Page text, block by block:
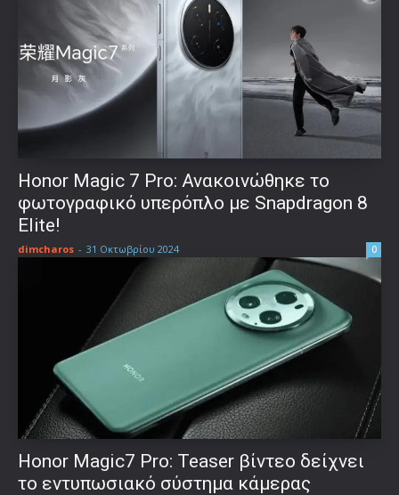
Honor Magic 7 Pro: Ανακοινώθηκε το
φωτογραφικό υπερόπλο με Snapdragon 8
Elite!
dimcharos - 31 Οκτωβρίου 2024 0
Honor Magic7 Pro: Teaser βίντεο δείχνει
το εντυπωσιακό σύστημα κάμερας